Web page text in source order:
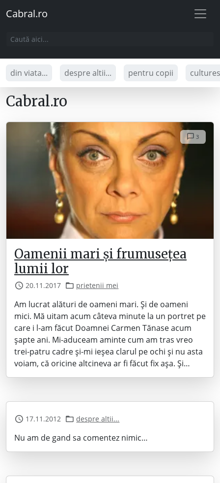
Cabral.ro
din viata... despre altii... pentru copii
Cabral.ro
3
Oamenii mari și frumusețea
lumii lor
20.11.2017 prietenii mei
Am lucrat alături de oameni mari. Și de oameni
mici. Mă uitam acum câteva minute la un portret pe
care i l-am făcut Doamnei Carmen Tănase acum
șapte ani. Mi-aduceam aminte cum am tras vreo
trei-patru cadre și-mi ieșea clarul pe ochi și nu asta
voiam, că oricine altcineva ar fi făcut fix așa. Și…
17.11.2012 despre altii...
Nu am de gand sa comentez nimic…